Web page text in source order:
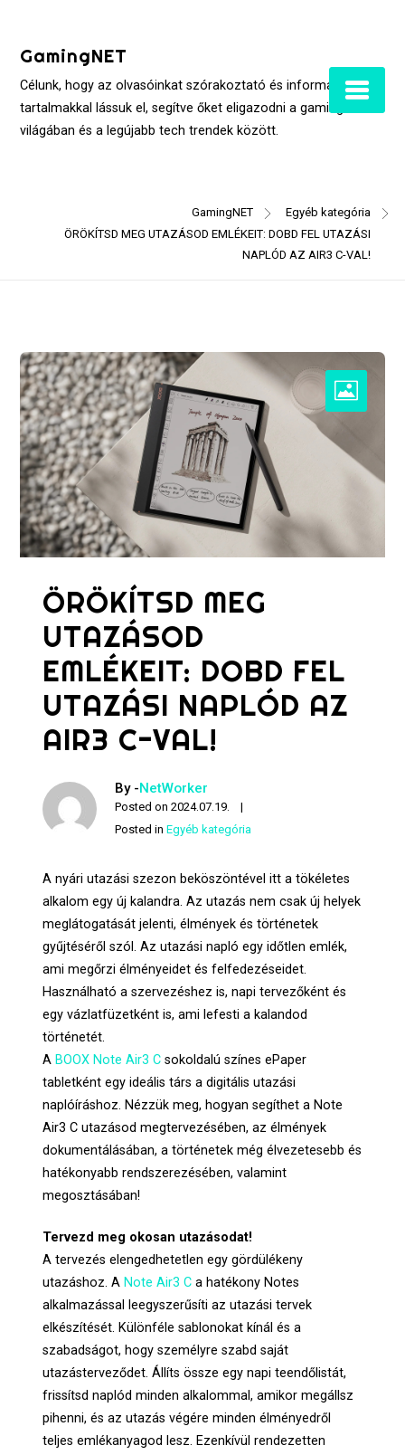
contentGamingNET
Célunk, hogy az olvasóinkat szórakoztató és informatív
tartalmakkal lássuk el, segítve őket eligazodni a gaming
világában és a legújabb tech trendek között.
GamingNET
Egyéb kategória
ÖRÖKÍTSD MEG UTAZÁSOD EMLÉKEIT: DOBD FEL UTAZÁSI
NAPLÓD AZ AIR3 C-VAL!
ÖRÖKÍTSD MEG
UTAZÁSOD
EMLÉKEIT: DOBD FEL
UTAZÁSI NAPLÓD AZ
AIR3 C-VAL!
By -NetWorker
Posted on2024.07.19.
Posted inEgyéb kategória
A nyári utazási szezon beköszöntével itt a tökéletes
alkalom egy új kalandra. Az utazás nem csak új helyek
meglátogatását jelenti, élmények és történetek
gyűjtéséről szól. Az utazási napló egy időtlen emlék,
ami megőrzi élményeidet és felfedezéseidet.
Használható a szervezéshez is, napi tervezőként és
egy vázlatfüzetként is, ami lefesti a kalandod
történetét.
A BOOX Note Air3 C sokoldalú színes ePaper
tabletként egy ideális társ a digitális utazási
naplóíráshoz. Nézzük meg, hogyan segíthet a Note
Air3 C utazásod megtervezésében, az élmények
dokumentálásában, a történetek még élvezetesebb és
hatékonyabb rendszerezésében, valamint
megosztásában!
Tervezd meg okosan utazásodat!
A tervezés elengedhetetlen egy gördülékeny
utazáshoz. A Note Air3 C a hatékony Notes
alkalmazással leegyszerűsíti az utazási tervek
elkészítését. Különféle sablonokat kínál és a
szabadságot, hogy személyre szabd saját
utazásterveződet. Állíts össze egy napi teendőlistát,
frissítsd naplód minden alkalommal, amikor megállsz
pihenni, és az utazás végére minden élményedről
teljes emlékanyagod lesz. Ezenkívül rendezetten